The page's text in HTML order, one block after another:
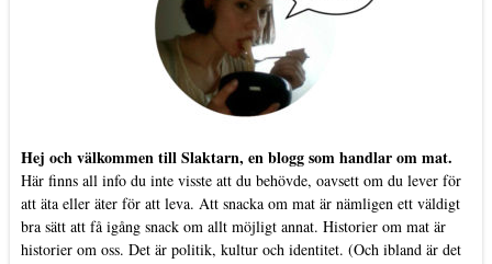
Hej och välkommen till Slaktarn, en blogg som handlar om mat.
Här finns all info du inte visste att du behövde, oavsett om du lever för
att äta eller äter för att leva. Att snacka om mat är nämligen ett väldigt
bra sätt att få igång snack om allt möjligt annat. Historier om mat är
historier om oss. Det är politik, kultur och identitet. (Och ibland är det